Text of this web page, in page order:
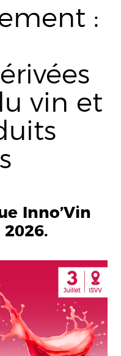
:
vin et
Inno’Vin